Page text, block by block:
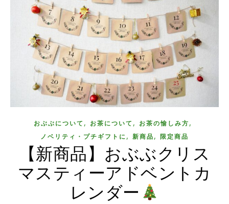
おぶぶについて , お茶について , お茶の愉しみ方,
ノベリティ・プチギフトに, 新商品, 限定商品
【新商品】おぶぶクリス
マスティーアドベントカ
レンダー